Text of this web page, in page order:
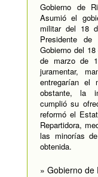
Gobierno de
Asumió el
militar del 18
Presidente
Gobierno del
de marzo de
juramentar,
entregarían el
obstante, la
cumplió su
reformó el
Repartidora,
las minorías
obtenida.
» Gobierno de